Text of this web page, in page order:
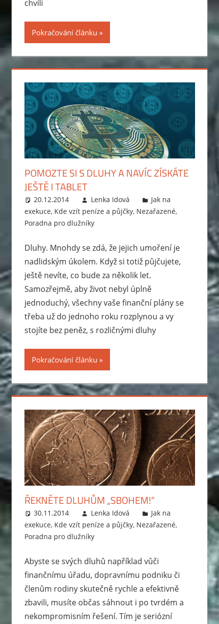
chvíli
Pokračování článku
POMOZTE SI S DLUHY A NAVÍC ZÍSKÁTE
JEŠTĚ I TABLET
20.12.2014 Lenka Idová
Jak na
exekuce, Kde vzít peníze a půjčky, Nezařazené,
Poradna pro dlužníky
Dluhy. Mnohdy se zdá, že jejich umoření je
nadlidským úkolem. Když si totiž půjčujete,
ještě nevíte, co bude za několik let.
Samozřejmě, aby život nebyl úplně
jednoduchý, všechny vaše finanční plány se
třeba už do jednoho roku rozplynou a vy
stojíte bez peněz, s rozličnými dluhy
Pokračování článku
ŘEKNĚTE DLUHŮM „SBOHEM!“
30.11.2014 Lenka Idová
Jak na
exekuce, Kde vzít peníze a půjčky, Nezařazené,
Poradna pro dlužníky
Abyste se svých dluhů například vůči
finančnímu úřadu, dopravnímu podniku či
členům rodiny skutečně rychle a efektivně
zbavili, musíte občas sáhnout i po tvrdém a
nekompromisním řešení. Tím je seriózní